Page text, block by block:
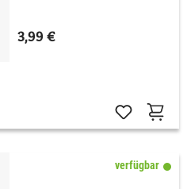
3,99 €
verfügbar